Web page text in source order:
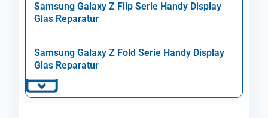
Samsung Galaxy Z Flip Serie Handy Display
Glas Reparatur
Samsung Galaxy Z Fold Serie Handy Display
Glas Reparatur